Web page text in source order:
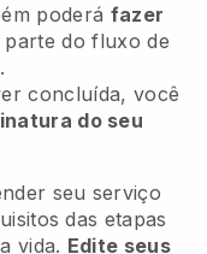
poderá fazer
parte do fluxo de
concluída, você
do seu
seu serviço
das etapas
vida. Edite seus